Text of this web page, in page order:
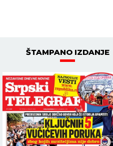
ŠTAMPANO IZDANJE